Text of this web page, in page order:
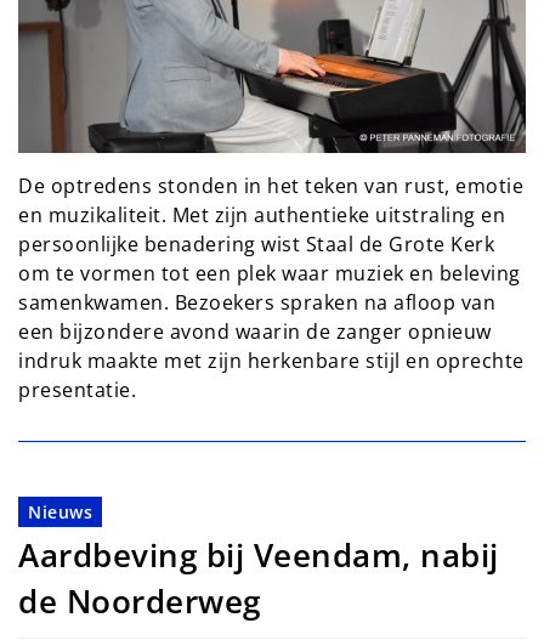
De optredens stonden in het teken van rust, emotie
en muzikaliteit. Met zijn authentieke uitstraling en
persoonlijke benadering wist Staal de Grote Kerk
om te vormen tot een plek waar muziek en beleving
samenkwamen. Bezoekers spraken na afloop van
een bijzondere avond waarin de zanger opnieuw
indruk maakte met zijn herkenbare stijl en oprechte
presentatie.
Nieuws
Aardbeving bij Veendam, nabij
de Noorderweg